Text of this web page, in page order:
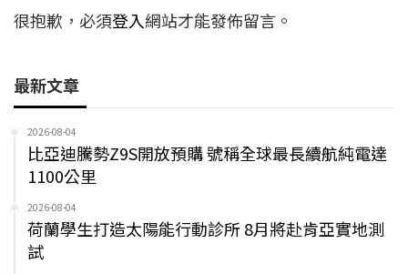
很抱歉，必須登入網站才能發佈留言。
最新文章
2026-08-04
比亞迪騰勢Z9S開放預購 號稱全球最長續航純電達
1100公里
2026-08-04
荷蘭學生打造太陽能行動診所 8月將赴肯亞實地測
試